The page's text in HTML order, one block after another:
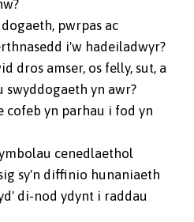
pwrpas ac
i'w hadeiladwyr?
dros amser, os felly, sut, a
swyddogaeth yn awr?
cofeb yn parhau i fod yn
cenedlaethol
sy'n diffinio hunaniaeth
di-nod ydynt i raddau